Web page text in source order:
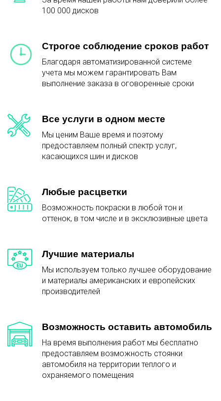
100 000 дисков
Строгое соблюдение сроков работ
Благодаря автоматизированной системе
учета мы можем гарантировать Вам
выполнение заказа в оговоренные сроки
Все услуги в одном месте
Мы ценим Ваше время и поэтому
предоставляем полный спектр услуг,
касающихся шин и дисков
Любые расцветки
Возможность покраски в любой тон и
оттенок, в том числе и в эксклюзивные цвета
Лучшие материалы
Мы используем только лучшее оборудование
и материалы американских и европейских
производителей
Возможность оставить автомобиль
На время выполнения работ мы бесплатно
предоставляем возможность стоянки
автомобиля на территории теплого и
охраняемого помещения